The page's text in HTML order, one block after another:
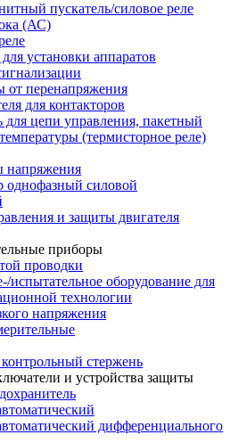
пускатель/силовое реле
(АС)
установки аппаратов
от перенапряжения
для контакторов
для цепи управления, пакетный
(термисторное реле)
напряжения
однофазный силовой
и защиты двигателя
приборы
проводки
испытательное оборудование для
технологии
напряжения
стержень
и устройства защиты
дифференциального